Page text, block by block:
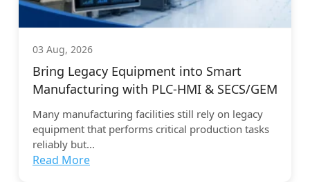
03 Aug, 2026
Bring Legacy Equipment into Smart
Manufacturing with PLC-HMI & SECS/GEM
Many manufacturing facilities still rely on legacy
equipment that performs critical production tasks
reliably but...
Read More